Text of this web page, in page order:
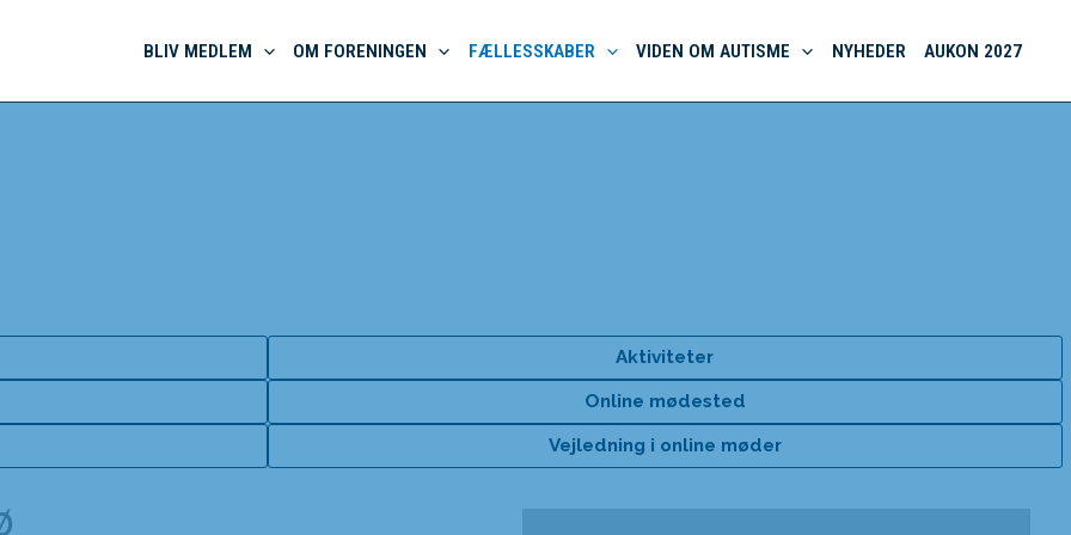
BLIV MEDLEM OM FORENINGEN FÆLLESSKABER VIDEN OM AUTISME NYHEDER AUKON 2027
Aktiviteter
Online mødested
Vejledning i online møder